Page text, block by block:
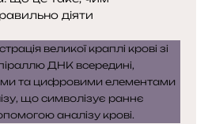
діяти